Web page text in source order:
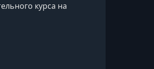
курса на